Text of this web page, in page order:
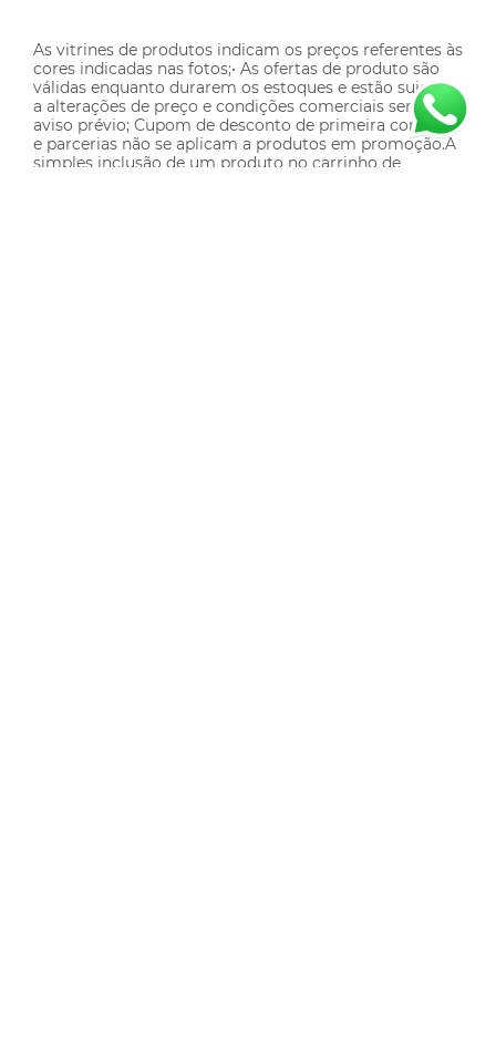
As vitrines de produtos indicam os preços referentes às
cores indicadas nas fotos;• As ofertas de produto são
válidas enquanto durarem os estoques e estão sujeitos
a alterações de preço e condições comerciais sem
aviso prévio; Cupom de desconto de primeira compra
e parcerias não se aplicam a produtos em promoção.A
simples inclusão de um produto no carrinho de